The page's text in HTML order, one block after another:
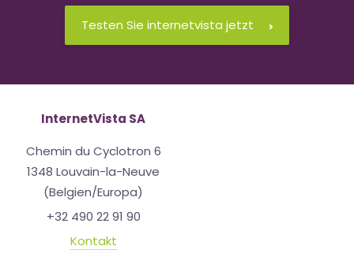
Testen Sie internetvista jetzt
InternetVista SA
Chemin du Cyclotron 6
1348 Louvain-la-Neuve
(Belgien/Europa)
+32 490 22 91 90
Kontakt